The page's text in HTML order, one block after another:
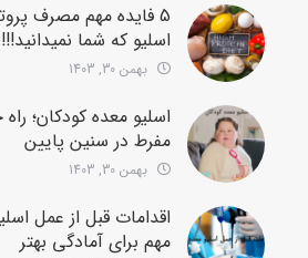
5 فایده مهم مصرف
اسلیو که شما نمیدانید!!!
بهمن 30, 1403
اسلیو معده کودکان؛
مفرط در سنین پایین
بهمن 30, 1403
مهم برای آمادگی بهتر